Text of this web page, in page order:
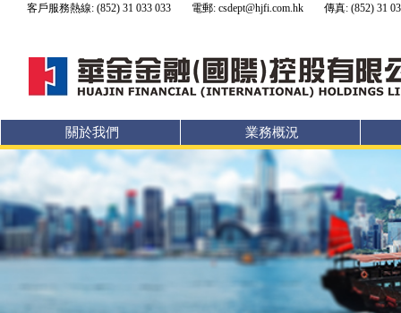
客戶服務熱線: (852) 31 033 033 電郵: csdept@hjfi.com.hk 傳真: (852) 31
關於我們 業務概況